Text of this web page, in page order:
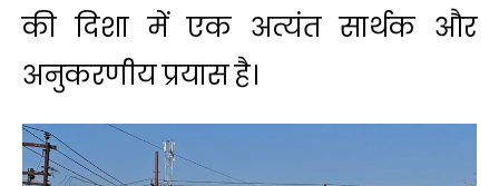
की दिशा में एक अत्यंत सार्थक और
अनुकरणीय प्रयास है।